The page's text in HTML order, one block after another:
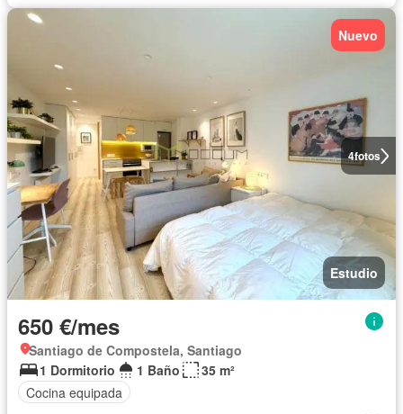
4fotos
Nuevo
Estudio
650 €/mes
Santiago de Compostela, Santiago
1 Dormitorio
1 Baño
35 m²
Cocina equipada